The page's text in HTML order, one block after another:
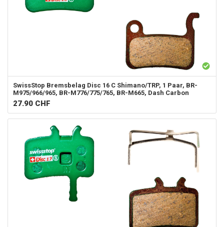
SwissStop Bremsbelag Disc 16 C Shimano/TRP, 1 Paar, BR-
M975/966/965, BR-M776/775/765, BR-M665, Dash Carbon
27.90 CHF